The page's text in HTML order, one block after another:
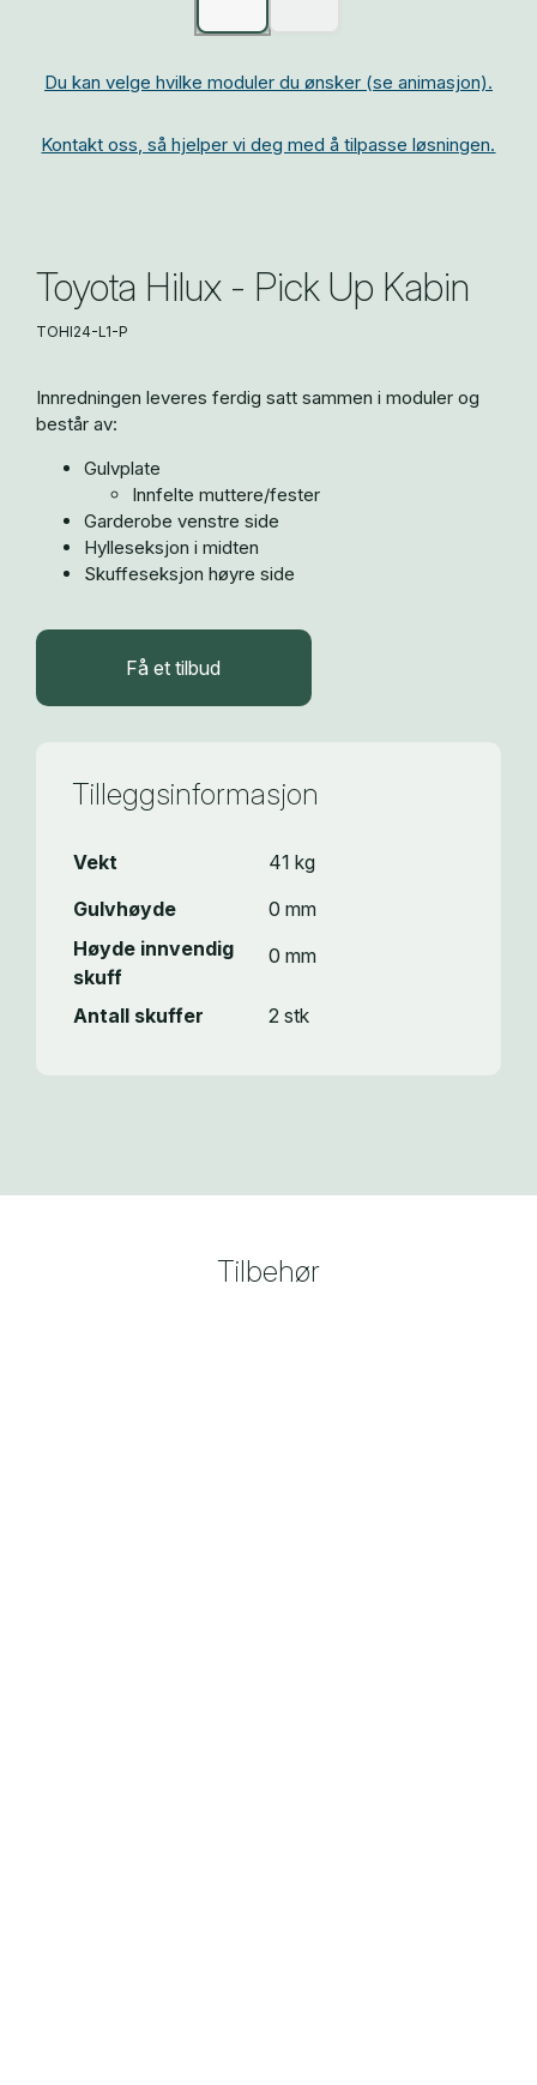
Du kan velge hvilke moduler du ønsker (se animasjon).
Kontakt oss, så hjelper vi deg med å tilpasse løsningen.
Toyota Hilux - Pick Up Kabin
TOHI24-L1-P
Innredningen leveres ferdig satt sammen i moduler og
består av:
Gulvplate
Innfelte muttere/fester
Garderobe venstre side
Hylleseksjon i midten
Skuffeseksjon høyre side
Få et tilbud
Tilleggsinformasjon
Vekt
41 kg
Gulvhøyde
0 mm
Høyde innvendig
skuff
0 mm
Antall skuffer 2 stk
Tilbehør